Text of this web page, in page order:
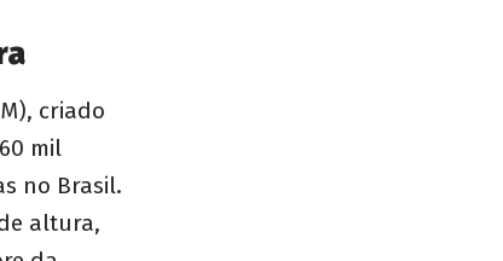
criado
mil
no Brasil.
altura,